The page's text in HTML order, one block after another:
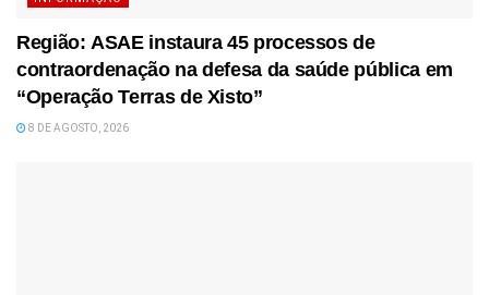
Região: ASAE instaura 45 processos de
contraordenação na defesa da saúde pública em
“Operação Terras de Xisto”
8 DE AGOSTO, 2026